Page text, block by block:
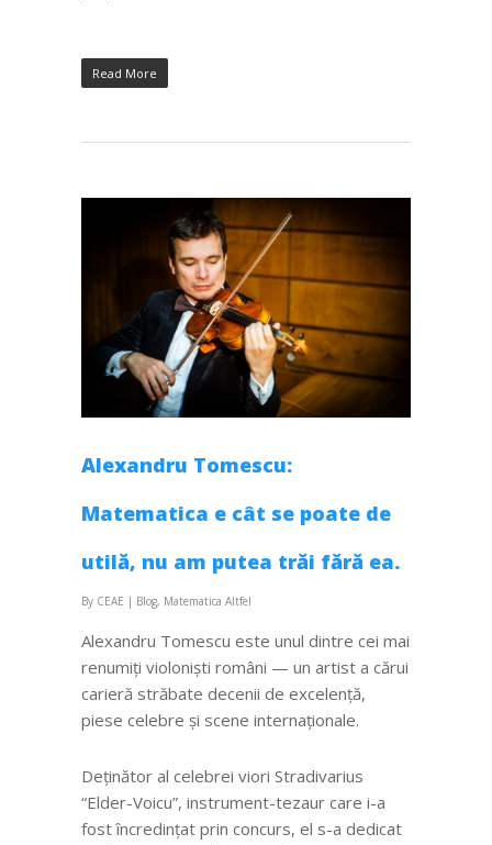
Read More
Alexandru Tomescu:
Matematica e cât se poate de
utilă, nu am putea trăi fără ea.
By CEAE | Blog, Matematica Altfel
Alexandru Tomescu este unul dintre cei mai
renumiţi violoniști români — un artist a cărui
carieră străbate decenii de excelență,
piese celebre și scene internaționale.
Deţinător al celebrei viori Stradivarius
“Elder-Voicu”, instrument-tezaur care i-a
fost încredințat prin concurs, el s-a dedicat